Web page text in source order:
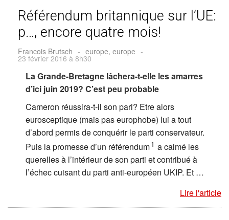
Référendum britannique sur l’UE:
p…, encore quatre mois!
Francois Brutsch - europe, europe -
23 février 2016 à 8h30
La Grande-Bretagne lâchera-t-elle les amarres
d’ici juin 2019? C’est peu probable
Cameron réussira-t-il son pari? Etre alors
eurosceptique (mais pas europhobe) lui a tout
d’abord permis de conquérir le parti conservateur.
Puis la promesse d’un référendum1 a calmé les
querelles à l’intérieur de son parti et contribué à
l’échec cuisant du parti anti-européen UKIP. Et …
Lire l'article